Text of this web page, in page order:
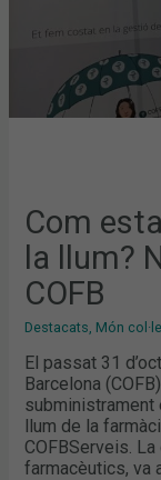
Com
la llum?
COFB
Destacats, Món
El passat 31
Barcelona
subministrament
llum de la
COFBServeis.
farmacèutics, va
COFB